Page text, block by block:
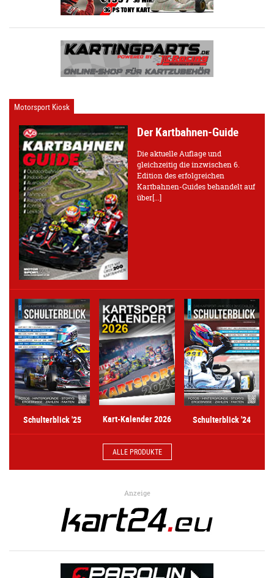
Motorsport Kiosk
Der Kartbahnen-Guide
Die aktuelle Auflage und
gleichzeitig die inzwischen 6.
Edition des erfolgreichen
Kartbahnen-Guides behandelt auf
über[...]
Schulterblick '25 Kart-Kalender 2026 Schulterblick '24
ALLE PRODUKTE
Anzeige